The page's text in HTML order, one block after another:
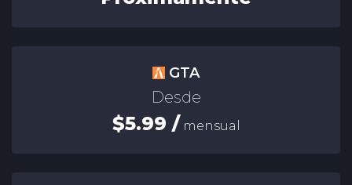
GTA
Desde
$5.99 / mensual